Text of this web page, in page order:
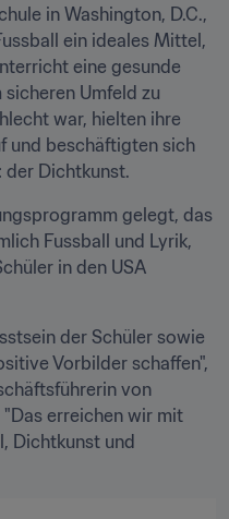
in Washington, D.C.,
ein ideales Mittel,
eine gesunde
Umfeld zu
war, hielten ihre
und beschäftigten sich
der Dichtkunst.
gelegt, das
Fussball und Lyrik,
in den USA
der Schüler sowie
Vorbilder schaffen",
von
"Das erreichen wir mit
Dichtkunst und